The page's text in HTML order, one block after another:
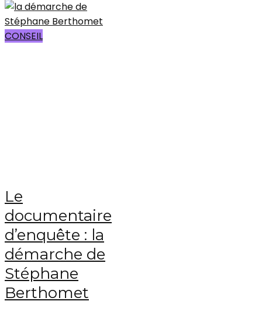
CONSEIL
Le
documentaire
d’enquête : la
démarche de
Stéphane
Berthomet